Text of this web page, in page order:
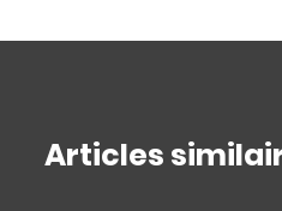
Articles